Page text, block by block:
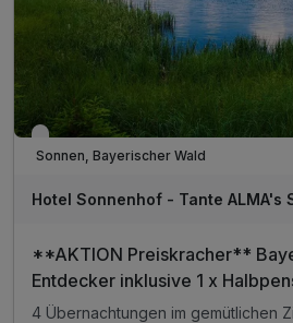
Verfügbar bis Dezember
Sonnen, Bayerischer Wald
Hotel Sonnenhof - Tante ALMA's
**AKTION Preiskracher**
Entdecker inklusive 1 x
4 Übernachtungen im gemütlichen